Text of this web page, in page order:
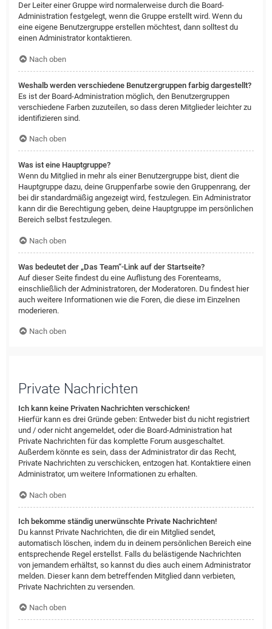
Der Leiter einer Gruppe wird normalerweise durch die Board-
Administration festgelegt, wenn die Gruppe erstellt wird. Wenn du
eine eigene Benutzergruppe erstellen möchtest, dann solltest du
einen Administrator kontaktieren.
Nach oben
Weshalb werden verschiedene Benutzergruppen farbig dargestellt?
Es ist der Board-Administration möglich, den Benutzergruppen
verschiedene Farben zuzuteilen, so dass deren Mitglieder leichter zu
identifizieren sind.
Nach oben
Was ist eine Hauptgruppe?
Wenn du Mitglied in mehr als einer Benutzergruppe bist, dient die
Hauptgruppe dazu, deine Gruppenfarbe sowie den Gruppenrang, der
bei dir standardmäßig angezeigt wird, festzulegen. Ein Administrator
kann dir die Berechtigung geben, deine Hauptgruppe im persönlichen
Bereich selbst festzulegen.
Nach oben
Was bedeutet der „Das Team“-Link auf der Startseite?
Auf dieser Seite findest du eine Auflistung des Forenteams,
einschließlich der Administratoren, der Moderatoren. Du findest hier
auch weitere Informationen wie die Foren, die diese im Einzelnen
moderieren.
Nach oben
Private Nachrichten
Ich kann keine Privaten Nachrichten verschicken!
Hierfür kann es drei Gründe geben: Entweder bist du nicht registriert
und / oder nicht angemeldet, oder die Board-Administration hat
Private Nachrichten für das komplette Forum ausgeschaltet.
Außerdem könnte es sein, dass der Administrator dir das Recht,
Private Nachrichten zu verschicken, entzogen hat. Kontaktiere einen
Administrator, um weitere Informationen zu erhalten.
Nach oben
Ich bekomme ständig unerwünschte Private Nachrichten!
Du kannst Private Nachrichten, die dir ein Mitglied sendet,
automatisch löschen, indem du in deinem persönlichen Bereich eine
entsprechende Regel erstellst. Falls du belästigende Nachrichten
von jemandem erhältst, so kannst du dies auch einem Administrator
melden. Dieser kann dem betreffenden Mitglied dann verbieten,
Private Nachrichten zu versenden.
Nach oben